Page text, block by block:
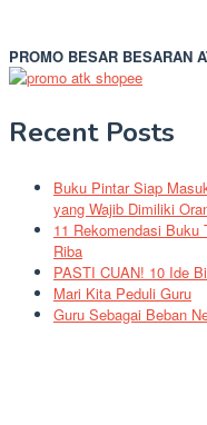
PROMO BESAR BESARAN
Recent Posts
Buku Pintar Siap
yang Wajib Dimiliki
11 Rekomendasi
Riba
PASTI CUAN! 10 Ide
Mari Kita Peduli Guru
Guru Sebagai Beban